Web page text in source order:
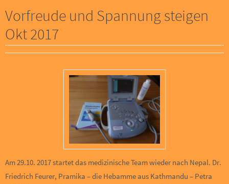
Vorfreude und Spannung steigen
Okt 2017
Am 29.10. 2017 startet das medizinische Team wieder nach Nepal. Dr.
Friedrich Feurer, Pramika – die Hebamme aus Kathmandu – Petra